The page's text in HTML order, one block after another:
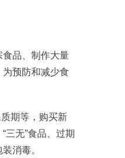
品、制作大量
预防和减少食
期等，购买新
三无”食品、过期
消毒。